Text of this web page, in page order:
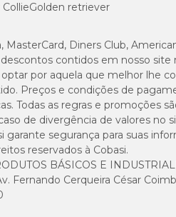
Golden retriever
MasterCard, Diners Club,
contidos em nosso
por aquela que melhor lhe
Preços e condições de
Todas as regras e promoções
de divergência de valores no
garante segurança para suas
reservados à Cobasi.
BÁSICOS E
Fernando Cerqueira César